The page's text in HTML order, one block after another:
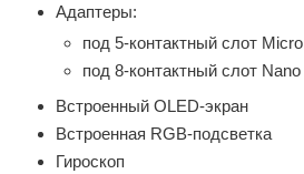
Адаптеры:
под 5-контактный слот Micro
под 8-контактный слот Nano
Встроенный OLED-экран
Встроенная RGB-подсветка
Гироскоп